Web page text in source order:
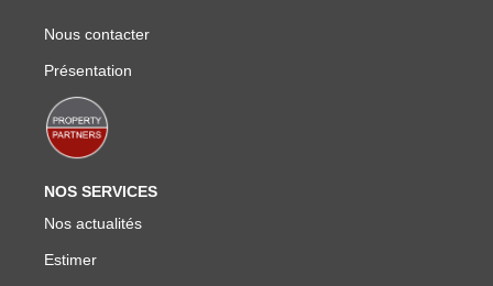
Nous contacter
Présentation
NOS SERVICES
Nos actualités
Estimer